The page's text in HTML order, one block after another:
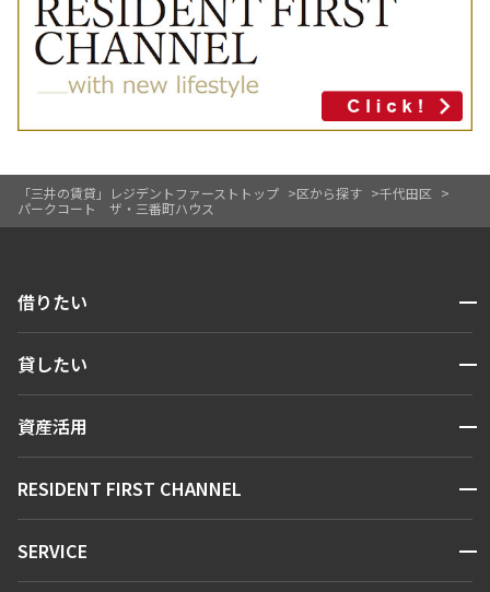
「三井の賃貸」レジデントファーストトップ 区から探す
千代田区
パークコート ザ・三番町ハウス
借りたい 開閉
人気エリアから探す
新着情報から探す
貸したい 開閉
お問い合わせ
資産活用 開閉
お問い合わせ
RESIDENT FIRST CHANNEL 開閉
マンションレポート
SERVICE 開閉